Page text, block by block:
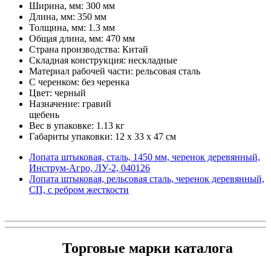
Ширина, мм: 300 мм
Длина, мм: 350 мм
Толщина, мм: 1.3 мм
Общая длина, мм: 470 мм
Страна производства: Китай
Складная конструкция: нескладные
Материал рабочей части: рельсовая сталь
С черенком: без черенка
Цвет: черный
Назначение: гравий
щебень
Вес в упаковке: 1.13 кг
Габариты упаковки: 12 x 33 x 47 см
Лопата штыковая, сталь, 1450 мм, черенок деревянный,
Инструм-Агро, ЛУ-2, 040126
Лопата штыковая, рельсовая сталь, черенок деревянный,
СП, с ребром жесткости
Торговые марки каталога